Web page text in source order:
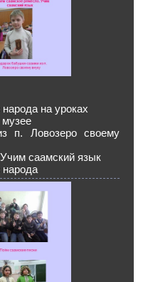
на уроках
п. Ловозеро своему
саамский язык
народа